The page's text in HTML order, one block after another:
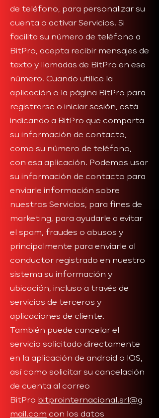
de teléfono, para personalizar su
cuenta o activar Servicios. Si
facilita su número de teléfono a
BitPro, acepta recibir mensajes de
texto y llamadas de BitPro en ese
número. Cuando utilice la
aplicación o la página BitPro para
registrarse o iniciar sesión, está
indicando a BitPro que comparta
su información de contacto,
como su número de teléfono,
con esa aplicación. Podemos usar
su información de contacto para
enviarle información sobre
nuestros Servicios, para fines de
marketing, para ayudarle a evitar
el spam, fraudes o abusos y
principalmente para enviarle al
conductor registrado en nuestro
sistema su información y
ubicación, incluso a través de
servicios de terceros y
aplicaciones de cliente.
También puede cancelar el
servicio solicitado directamente
en la aplicación de android o IOS,
así como solicitar su cancelación
de cuenta al correo
BitPro bitprointernacional.srl@g
mail.com con los datos